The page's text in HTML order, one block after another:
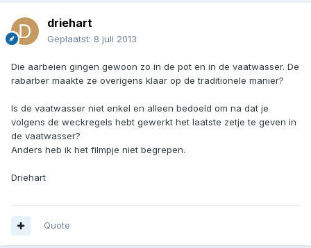
driehart
Geplaatst: 8 juli 2013
Die aarbeien gingen gewoon zo in de pot en in de vaatwasser. De
rabarber maakte ze overigens klaar op de traditionele manier?
Is de vaatwasser niet enkel en alleen bedoeld om na dat je
volgens de weckregels hebt gewerkt het laatste zetje te geven in
de vaatwasser?
Anders heb ik het filmpje niet begrepen.
Driehart
Quote